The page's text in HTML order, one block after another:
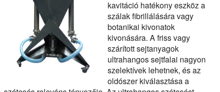
kavitáció hatékony eszköz a
szálak fibrillálására vagy
botanikai kivonatok
kivonására. A friss vagy
szárított sejtanyagok
ultrahangos sejtfalai nagyon
szelektívek lehetnek, és az
oldószer kiválasztása a